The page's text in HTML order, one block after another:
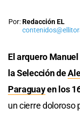
Por:Redacción EL
El arquero
la Selección de
Paraguayen los
un cierre doloroso